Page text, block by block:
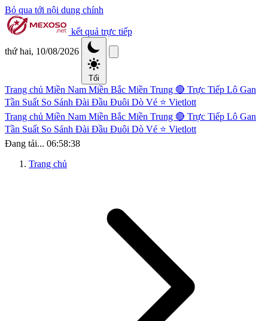
Bỏ qua tới nội dung chính
kết quả trực tiếp
thứ hai, 10/08/2026
Tối
Trang chủ Miền Nam Miền Bắc Miền Trung 🔴 Trực Tiếp Lô Gan
Tần Suất So Sánh Đài Đầu Đuôi Dò Vé ⭐ Vietlott
Trang chủ Miền Nam Miền Bắc Miền Trung 🔴 Trực Tiếp Lô Gan
Tần Suất So Sánh Đài Đầu Đuôi Dò Vé ⭐ Vietlott
Đang tải... 06:58:38
Trang chủ